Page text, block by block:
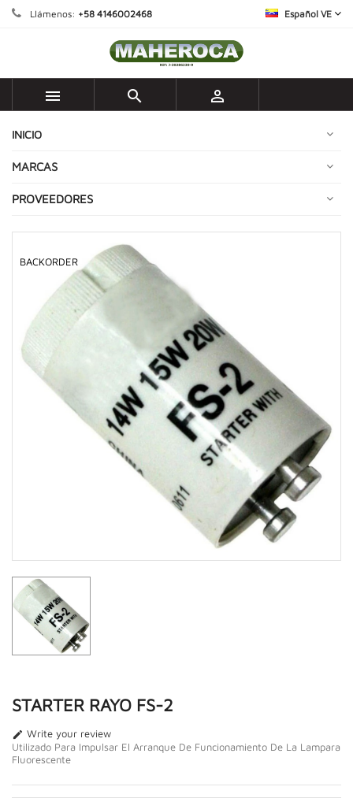
Llámenos: +58 4146002468 Español VE
  
INICIO
MARCAS
PROVEEDORES
BACKORDER
STARTER RAYO FS-2
 Write your review
Utilizado Para Impulsar El Arranque De Funcionamiento De La Lampara
Fluorescente